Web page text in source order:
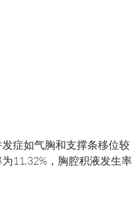
症如气胸和支撑条移位较
11.32%，胸腔积液发生率